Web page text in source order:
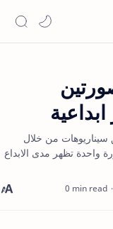
سيناريوهات من خلال
واحدة تظهر مدى الابداع
0 min read